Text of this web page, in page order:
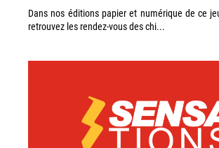
Dans nos éditions papier et numérique de ce
retrouvez les rendez-vous des chi...